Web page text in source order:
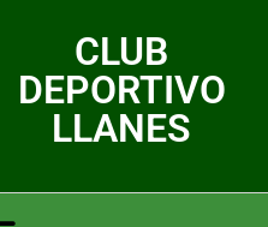
CLUB
DEPORTIVO
LLANES